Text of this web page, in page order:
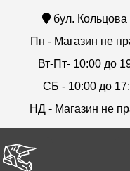
бул. Кольцова
Пн - Магазин не
Вт-Пт- 10:00 до
СБ - 10:00 до
НД - Магазин не